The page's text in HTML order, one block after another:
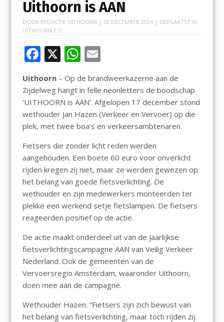
Uithoorn is AAN
DOOR REDACTIE UITHOORN | 20 DECEMBER 2024| GEPLAATST IN
UITHOORN E.O.
F
e
b
o
o
k
X W
h
at
s
A
p
p
E
m
ai
l
Uithoorn – Op de brandweerkazerne aan de
Zijdelweg hangt in felle neonletters de boodschap
‘UITHOORN is AAN’. Afgelopen 17 december stond
wethouder Jan Hazen (Verkeer en Vervoer) op die
plek, met twee boa’s en verkeersambtenaren.
Fietsers die zonder licht reden werden
aangehouden. Een boete 60 euro voor onverlicht
rijden kregen zij niet, maar ze werden gewezen op
het belang van goede fietsverlichting. De
wethouder en zijn medewerkers monteerden ter
plekke een werkend setje fietslampen. De fietsers
reageerden positief op de actie.
De actie maakt onderdeel uit van de jaarlijkse
fietsverlichtingscampagne AAN van Veilig Verkeer
Nederland. Ook de gemeenten van de
Vervoersregio Amsterdam, waaronder Uithoorn,
doen mee aan de campagne.
Wethouder Hazen: “Fietsers zijn zich bewust van
het belang van fietsverlichting, maar toch rijden zij